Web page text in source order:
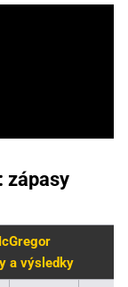
zápasy
a výsledky